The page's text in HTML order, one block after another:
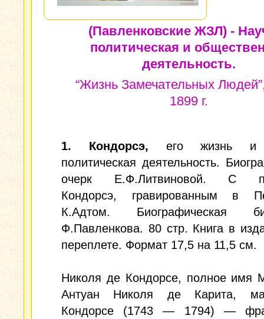
(Павленковские ЖЗЛ) -
политическая и
деятельность.
“Жизнь Замечательных
1899 г.
1. Кондорсэ, его жизнь и
политическая деятельность.
очерк Е.Ф.Литвиновой. С
Кондорсэ, гравированным в
К.Адтом. Биографическая
Ф.Павленкова. 80 стр. Книга в
переплете. Формат 17,5 на 11,5 см.
Николя де Кондорсе, полное имя
Антуан Николя де Карита,
Кондорсе (1743 — 1794) —